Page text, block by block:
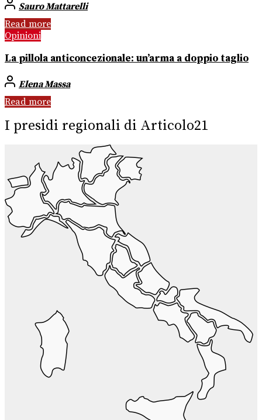
Sauro Mattarelli
Read more
Opinioni
La pillola anticoncezionale: un’arma a doppio taglio
Elena Massa
Read more
I presidi regionali di Articolo21